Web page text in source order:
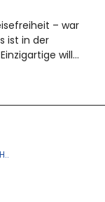
– war
ist in der
will…